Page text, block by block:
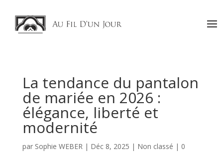
La tendance du pantalon
de mariée en 2026 :
élégance, liberté et
modernité
par Sophie WEBER | Déc 8, 2025 | Non classé | 0